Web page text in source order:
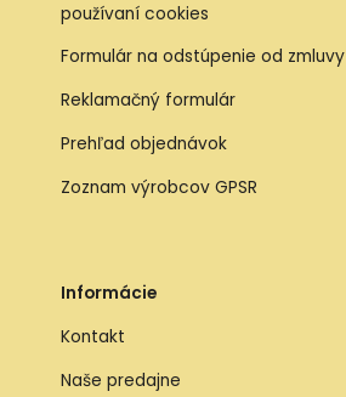
používaní cookies
Formulár na odstúpenie od zmluvy
Reklamačný formulár
Prehľad objednávok
Zoznam výrobcov GPSR
Informácie
Kontakt
Naše predajne